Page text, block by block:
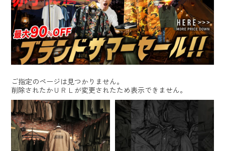
ご指定のページは見つかりません。
削除されたかＵＲＬが変更されたため表示できません。